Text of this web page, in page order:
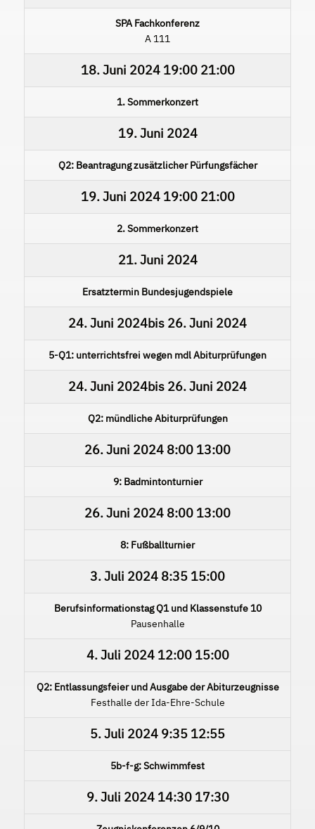
SPA Fachkonferenz
A 111
18. Juni 202419:00 21:00
1. Sommerkonzert
19. Juni 2024
Q2: Beantragung zusätzlicher Pürfungsfächer
19. Juni 202419:00 21:00
2. Sommerkonzert
21. Juni 2024
Ersatztermin Bundesjugendspiele
24. Juni 2024bis 26. Juni 2024
5-Q1: unterrichtsfrei wegen mdl Abiturprüfungen
24. Juni 2024bis 26. Juni 2024
Q2: mündliche Abiturprüfungen
26. Juni 2024 8:00 13:00
9: Badmintonturnier
26. Juni 2024 8:00 13:00
8: Fußballturnier
3. Juli 2024 8:35 15:00
Berufsinformationstag Q1 und Klassenstufe 10
Pausenhalle
4. Juli 202412:00 15:00
Q2: Entlassungsfeier und Ausgabe der Abiturzeugnisse
Festhalle der Ida-Ehre-Schule
5. Juli 2024 9:35 12:55
5b-f-g: Schwimmfest
9. Juli 202414:30 17:30